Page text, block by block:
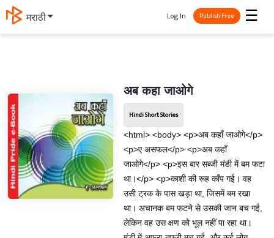
मराठी ☰
Log In Publish Free
अब कहा जाओगे
Hindi Short Stories
<html> <body> <p>अब कहाँ जाओगे</p>
<p>ए असफल</p> <p>अब कहाँ
जाओगे</p> <p>इस बार सब्जी मंडी में बम फटा
था।</p> <p>काशी की रूह काँप गई। वह
उसी ट्रक के पास खड़ा था, जिसमें बम रखा
था। अचानक बम फटने से उसकी जान बच गई,
लेकिन वह उस क्षण को भूल नहीं पा रहा था।